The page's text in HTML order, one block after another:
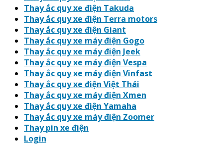
Thay ắc quy xe điện Takuda
Thay ắc quy xe điện Terra motors
Thay ắc quy xe điện Giant
Thay ắc quy xe máy điện Gogo
Thay ắc quy xe máy điện Jeek
Thay ắc quy xe máy điện Vespa
Thay ắc quy xe máy điện Vinfast
Thay ắc quy xe điện Việt Thái
Thay ắc quy xe máy điện Xmen
Thay ắc quy xe điện Yamaha
Thay ắc quy xe máy điện Zoomer
Thay pin xe điện
Login